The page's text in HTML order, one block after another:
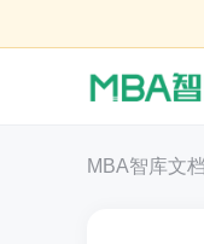
MBA智库文档